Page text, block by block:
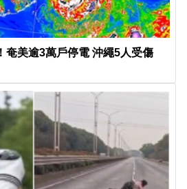
奄美逾3萬戶停電 沖繩5人受傷